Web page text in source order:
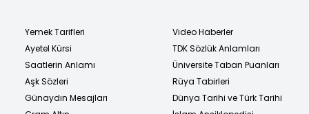
Yemek Tarifleri
Ayetel Kürsi
Saatlerin Anlamı
Aşk Sözleri
Günaydın Mesajları
Video Haberler
TDK Sözlük Anlamları
Üniversite Taban Puanları
Rüya Tabirleri
Dünya Tarihi ve Türk Tarihi